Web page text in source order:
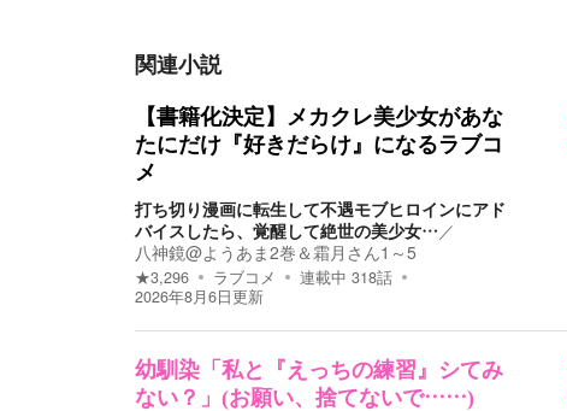
関連小説
【書籍化決定】メカクレ美少女があな
たにだけ『好きだらけ』になるラブコ
メ
打ち切り漫画に転生して不遇モブヒロインにアド
バイスしたら、覚醒して絶世の美少女…／
八神鏡@ようあま2巻＆霜月さん1～5
★3,296 ラブコメ 連載中 318話
2026年8月6日更新
幼馴染「私と『えっちの練習』シてみ
ない？」(お願い、捨てないで……)